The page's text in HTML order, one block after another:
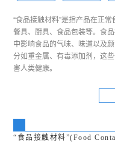
“食品接触材料”是指产品在正
餐具、厨具、食品包装等。食
中影响食品的气味、味道以及
分如重金属、有毒添加剂，这
害人类健康。
“食品接触材料”(Food